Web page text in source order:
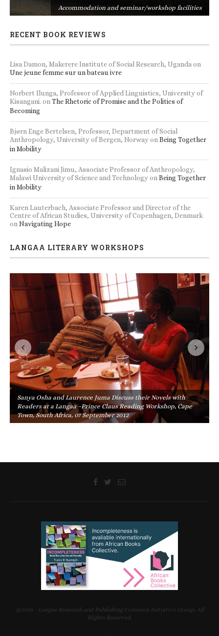
Accommodation and seminar/workshop facilities
RECENT BOOK REVIEWS
Lisa Damon, Makerere Institute of Social Research, Ugandaon
Une jeune femme sur un bateau ivre
Norbert Ilunga, Professor of Applied Linguistics, University of
Kisangani. onThe Rhetoric of Promise and the Politics of
Becoming
Bjørn Enge Bertelsen, Professor, Department of Social
Anthropology, University of Bergen, NorwayonBeing Together
in Mobility
Ignasio Malizani Jimu, Associate Professor of Anthropology,
Malawi University of Science and TechnologyonBeing Together
in Mobility
Karen Lauterbach, Associate Professor and Director of the
Centre of African Studies, University of Copenhagen, Denmark
onNavigating Hope
LANGAA LITERARY WORKSHOPS
Sanya Osha and Laurence Juma Discuss their Novels with
Readers at a Langaa –Prince Claus Reading Workshop, Cape
Town, South Africa, 07 September 2012
@2018 - Langaa Research and Publishing Common Initiative Group. All
Rights Reserved.